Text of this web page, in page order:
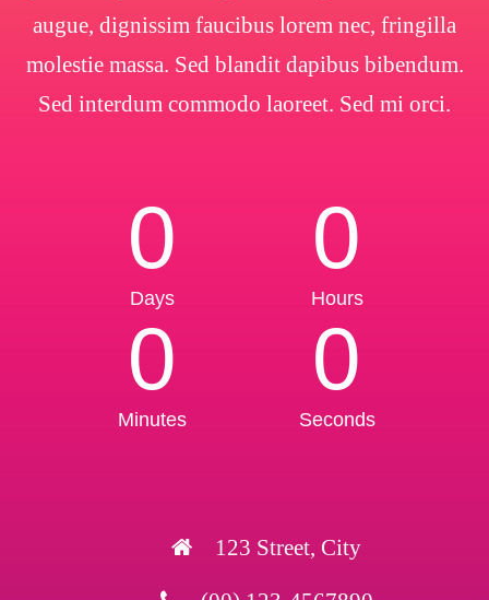
augue, dignissim faucibus lorem nec, fringilla
molestie massa. Sed blandit dapibus bibendum.
Sed interdum commodo laoreet. Sed mi orci.
0
Days
0
Hours
0
Minutes
0
Seconds
123 Street, City